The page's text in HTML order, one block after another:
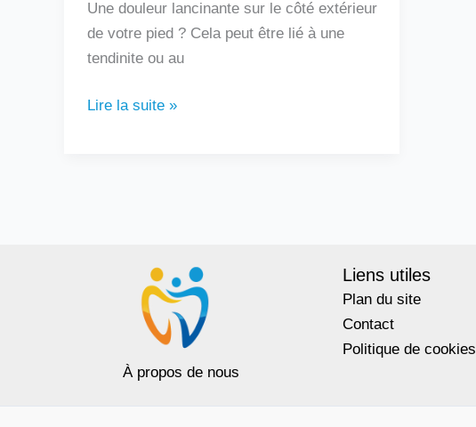
Une douleur lancinante sur le côté extérieur
de votre pied ? Cela peut être lié à une
tendinite ou au
Lire la suite »
À propos de nous
Liens utiles
Plan du site
Contact
Politique de cookies